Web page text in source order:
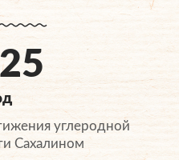
углеродной
Сахалином